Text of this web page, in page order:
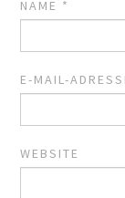
NAME *
E-MAIL-
WEBSITE